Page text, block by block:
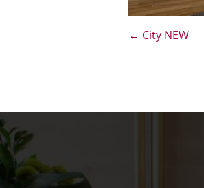
← City NEW